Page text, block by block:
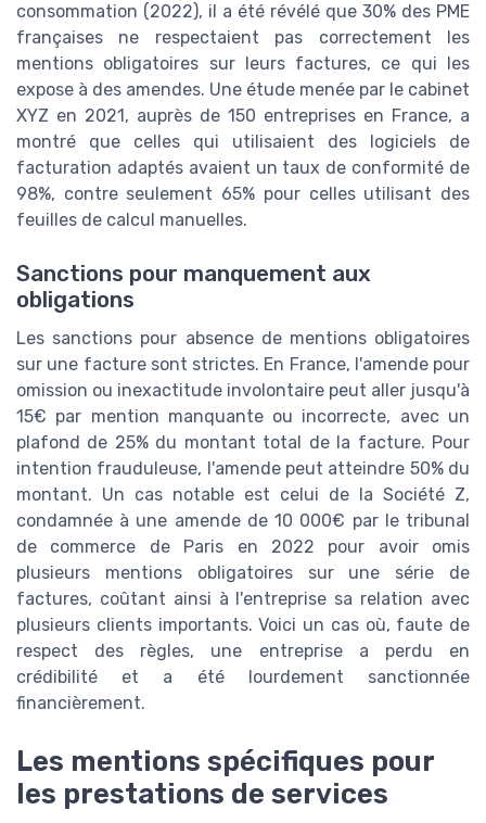
consommation (2022), il a été révélé que 30% des PME
françaises ne respectaient pas correctement les
mentions obligatoires sur leurs factures, ce qui les
expose à des amendes. Une étude menée par le cabinet
XYZ en 2021, auprès de 150 entreprises en France, a
montré que celles qui utilisaient des logiciels de
facturation adaptés avaient un taux de conformité de
98%, contre seulement 65% pour celles utilisant des
feuilles de calcul manuelles.
Sanctions pour manquement aux
obligations
Les sanctions pour absence de mentions obligatoires
sur une facture sont strictes. En France, l'amende pour
omission ou inexactitude involontaire peut aller jusqu'à
15€ par mention manquante ou incorrecte, avec un
plafond de 25% du montant total de la facture. Pour
intention frauduleuse, l'amende peut atteindre 50% du
montant. Un cas notable est celui de la Société Z,
condamnée à une amende de 10 000€ par le tribunal
de commerce de Paris en 2022 pour avoir omis
plusieurs mentions obligatoires sur une série de
factures, coûtant ainsi à l'entreprise sa relation avec
plusieurs clients importants. Voici un cas où, faute de
respect des règles, une entreprise a perdu en
crédibilité et a été lourdement sanctionnée
financièrement.
Les mentions spécifiques pour
les prestations de services